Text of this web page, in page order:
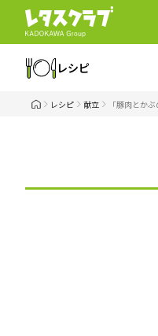
レシピ
レシピ 献立 「豚肉とか